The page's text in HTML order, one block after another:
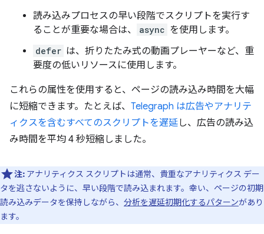
読み込みプロセスの早い段階でスクリプトを実行す
ることが重要な場合は、
async を使用します。
defer は、折りたたみ式の動画プレーヤーなど、重
要度の低いリソースに使用します。
これらの属性を使用すると、ページの読み込み時間を大幅
に短縮できます。たとえば、 Telegraph は広告やアナリテ
ィクスを含むすべてのスクリプトを遅延し、広告の読み込
み時間を平均 4 秒短縮しました。
注: アナリティクス スクリプトは通常、貴重なアナリティクス デー
タを逃さないように、早い段階で読み込まれます。幸い、ページの初期
読み込みデータを保持しながら、 分析を遅延初期化するパターンがあり
ます。